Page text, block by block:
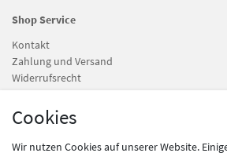
Shop Service
Kontakt
Zahlung und Versand
Widerrufsrecht
Information
Cookies
Wir nutzen Cookies auf unserer Website.